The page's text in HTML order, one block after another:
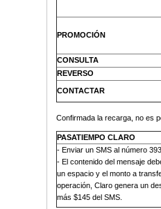
PROMOCIÓN
CONSULTA
REVERSO
CONTACTAR
Confirmada la recarga, no es
PASATIEMPO CLARO
-Enviar un SMS al número 393
- El contenido del mensaje
un espacio y el monto a
operación, Claro genera un
más$145 del SMS